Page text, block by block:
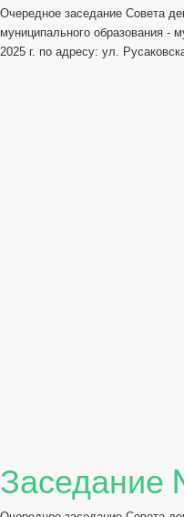
Очередное заседание Совета
муниципального образования -
2025 г. по адресу: ул.